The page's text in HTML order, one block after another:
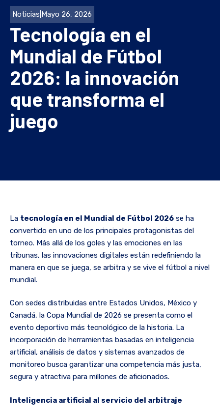
Noticias Mayo 26, 2026
Tecnología en el
Mundial de Fútbol
2026: la innovación
que transforma el
juego
La tecnología en el Mundial de Fútbol 2026 se ha
convertido en uno de los principales protagonistas del
torneo. Más allá de los goles y las emociones en las
tribunas, las innovaciones digitales están redefiniendo la
manera en que se juega, se arbitra y se vive el fútbol a nivel
mundial.
Con sedes distribuidas entre Estados Unidos, México y
Canadá, la Copa Mundial de 2026 se presenta como el
evento deportivo más tecnológico de la historia. La
incorporación de herramientas basadas en inteligencia
artificial, análisis de datos y sistemas avanzados de
monitoreo busca garantizar una competencia más justa,
segura y atractiva para millones de aficionados.
Inteligencia artificial al servicio del arbitraje